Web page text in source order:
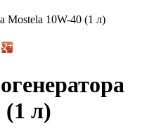
Mostela 10W-40 (1 л)
(1 л)